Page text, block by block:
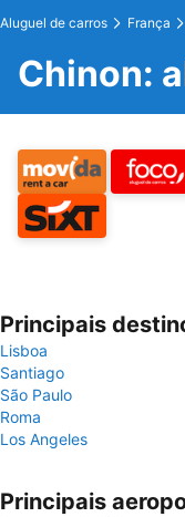
Aluguel de carros França
Chinon:
Principais
Lisboa
Santiago
São Paulo
Roma
Los Angeles
Principais